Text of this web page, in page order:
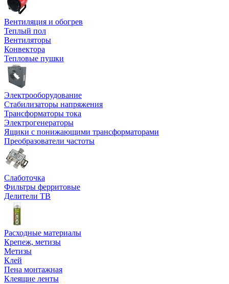
Вентиляция и обогрев
Теплый пол
Вентиляторы
Конвектора
Тепловые пушки
Электрооборудование
Стабилизаторы напряжения
Трансформаторы тока
Электрогенераторы
Ящики с понижающими трансформаторами
Преобразователи частоты
Слаботочка
Фильтры ферритовые
Делители ТВ
Расходные материалы
Крепеж, метизы
Метизы
Клей
Пена монтажная
Клеящие ленты